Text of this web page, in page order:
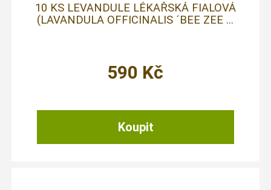
10 KS LEVANDULE LÉKAŘSKÁ FIALOVÁ
(LAVANDULA OFFICINALIS ´BEE ZEE ...
590 Kč